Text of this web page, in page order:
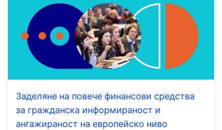
Заделяне на повече финансови средства
за гражданска информираност и
ангажираност на европейско ниво